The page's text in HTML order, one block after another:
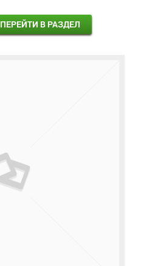
ПЕРЕЙТИ В РАЗДЕЛ